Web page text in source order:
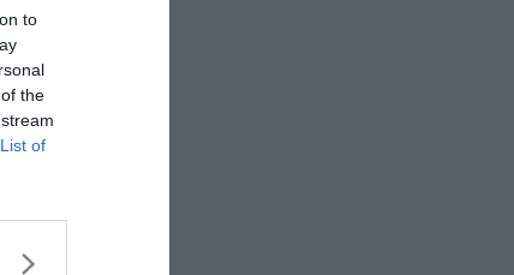
to
the
List of